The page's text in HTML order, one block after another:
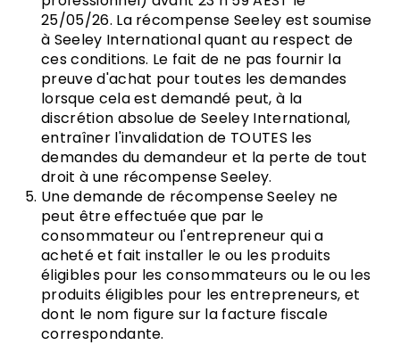
25/05/26. La récompense Seeley est soumise
à Seeley International quant au respect de
ces conditions. Le fait de ne pas fournir la
preuve d'achat pour toutes les demandes
lorsque cela est demandé peut, à la
discrétion absolue de Seeley International,
entraîner l'invalidation de TOUTES les
demandes du demandeur et la perte de tout
droit à une récompense Seeley.
Une demande de récompense Seeley ne
peut être effectuée que par le
consommateur ou l'entrepreneur qui a
acheté et fait installer le ou les produits
éligibles pour les consommateurs ou le ou les
produits éligibles pour les entrepreneurs, et
dont le nom figure sur la facture fiscale
correspondante.